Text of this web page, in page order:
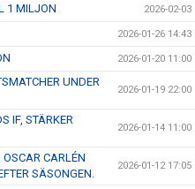
1 MILJON 2026-02-03
2026-01-26 14:43
2026-01-20 11:00
UNDER
2026-01-19 22:00
IF, STÄRKER
2026-01-14 11:00
OSCAR CARLÉN
SÄSONGEN.
2026-01-12 17:05